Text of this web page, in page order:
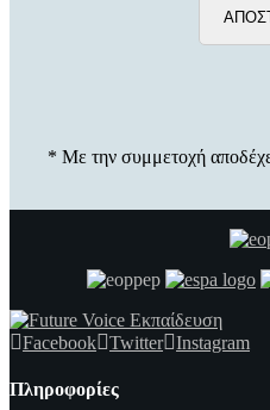
* Με την συμμετοχή
Facebook Twitter Instagram
Πληροφορίες